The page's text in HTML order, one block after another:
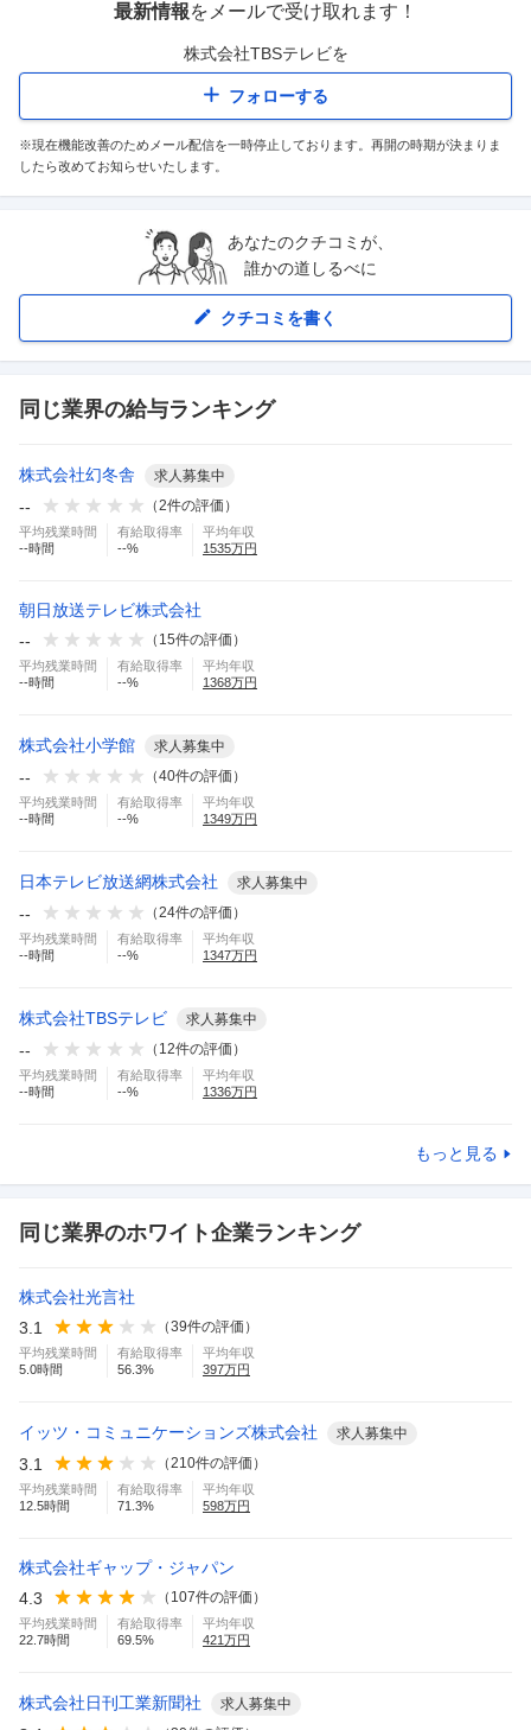
最新情報をメールで受け取れます！
株式会社TBSテレビを
フォローする
※現在機能改善のためメール配信を一時停止しております。再開の時期が決まりま
したら改めてお知らせいたします。
あなたのクチコミが、
誰かの道しるべに
クチコミを書く
同じ業界の給与ランキング
株式会社幻冬舎 求人募集中
-- （2件の評価）
平均残業時間
--時間
有給取得率
--%
平均年収
1535万円
朝日放送テレビ株式会社
--
（ 15件の評価）
平均残業時間
--時間
有給取得率
--%
平均年収
1368万円
株式会社小学館 求人募集中
-- （40件の評価）
平均残業時間
--時間
有給取得率
--%
平均年収
1349万円
日本テレビ放送網株式会社 求人募集中
-- （24件の評価）
平均残業時間
--時間
有給取得率
--%
平均年収
1347万円
株式会社TBSテレビ 求人募集中
-- （ 12件の評価）
平均残業時間
--時間
有給取得率
--%
平均年収
1336万円
もっと見る
同じ業界のホワイト企業ランキング
株式会社光言社
3.1
（39件の評価）
平均残業時間
5.0時間
有給取得率
56.3%
平均年収
397万円
イッツ・コミュニケーションズ株式会社 求人募集中
3.1 （210件の評価）
平均残業時間
12.5時間
有給取得率
71.3%
平均年収
598万円
株式会社ギャップ・ジャパン
4.3
（ 107件の評価）
平均残業時間
22.7時間
有給取得率
69.5%
平均年収
421 万円
株式会社日刊工業新聞社 求人募集中